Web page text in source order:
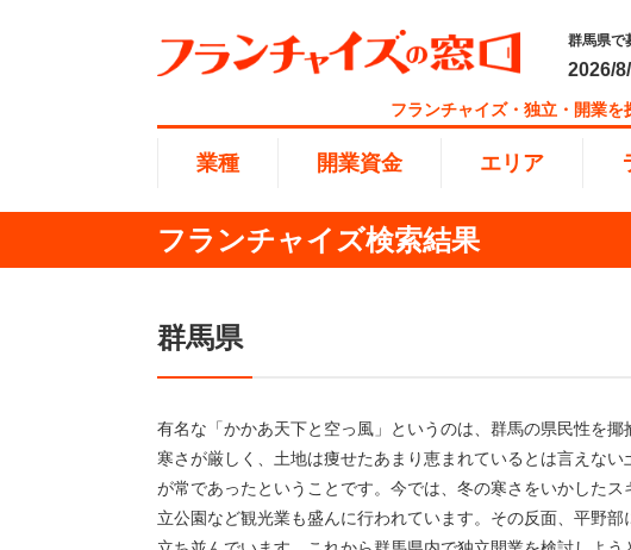
群馬県で
2026/
フランチャイズ・独立・開業を
業種
業種
海外FC本部
開業資金
開業資金
エリア
エリア
九州・沖縄
ランキング
総合ランキング
100万以下で開業
副業・サイドビジネ
フランチャイズ検索結果
群馬県
有名な「かかあ天下と空っ風」というのは、群馬の県民性を
寒さが厳しく、土地は痩せたあまり恵まれているとは言えな
が常であったということです。今では、冬の寒さをいかした
立公園など観光業も盛んに行われています。その反面、平野